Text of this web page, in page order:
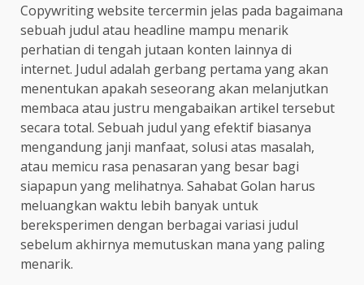
Copywriting website tercermin jelas pada bagaimana
sebuah judul atau headline mampu menarik
perhatian di tengah jutaan konten lainnya di
internet. Judul adalah gerbang pertama yang akan
menentukan apakah seseorang akan melanjutkan
membaca atau justru mengabaikan artikel tersebut
secara total. Sebuah judul yang efektif biasanya
mengandung janji manfaat, solusi atas masalah,
atau memicu rasa penasaran yang besar bagi
siapapun yang melihatnya. Sahabat Golan harus
meluangkan waktu lebih banyak untuk
bereksperimen dengan berbagai variasi judul
sebelum akhirnya memutuskan mana yang paling
menarik.